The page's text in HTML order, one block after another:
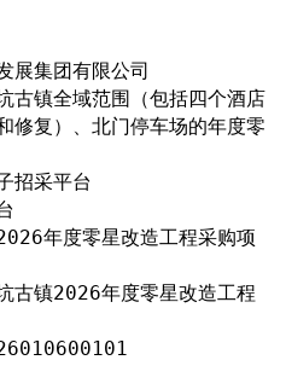
展集团有限公司
古镇全域范围（包括四个酒店
修复）、北门停车场的年度零
招采平台
年度零星改造工程采购项
古镇2026年度零星改造工程